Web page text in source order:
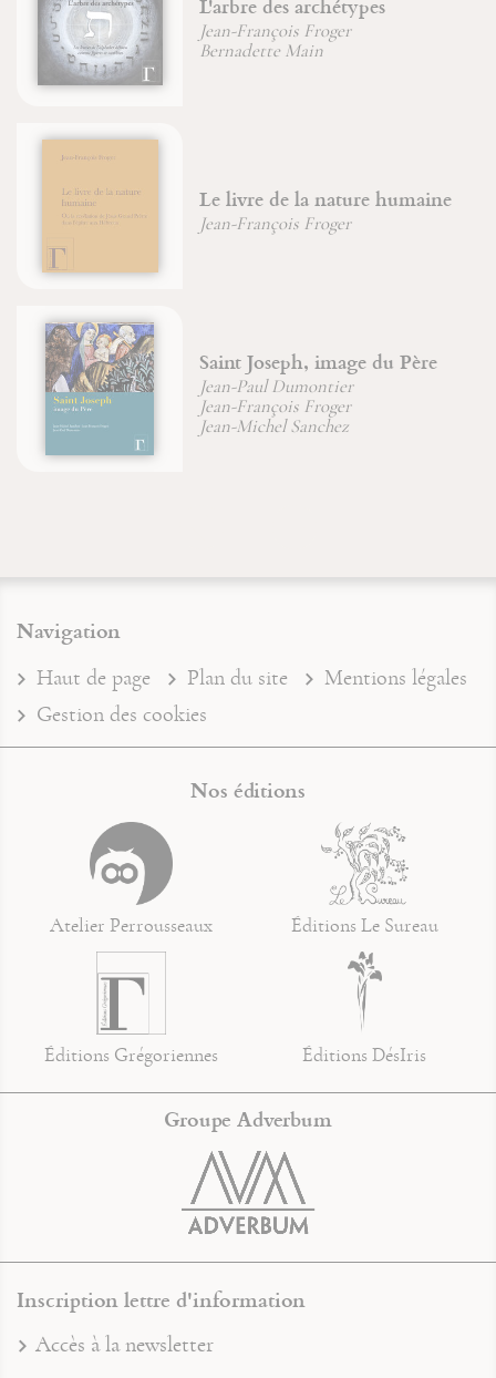
Moïse et Œdipe
Jean-François Froger
Bouddha de Compassion
Du combat spirituel à la
déification
Jean-François Froger
Navigation
Haut de page Plan du site
Mentions légales
Gestion des cookies
Nos éditions
Atelier Perrousseaux Éditions Le Sureau
Éditions Grégoriennes Éditions DésIris
Groupe Adverbum
Inscription lettre d'information
Accès à la newsletter